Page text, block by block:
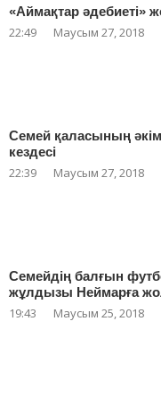
«Аймақтар
22:49 Маусым 27, 2018
Семей қаласының
кездесі
22:39 Маусым 27, 2018
Семейдің балғын
жұлдызы Неймарға
19:43 Маусым 25, 2018